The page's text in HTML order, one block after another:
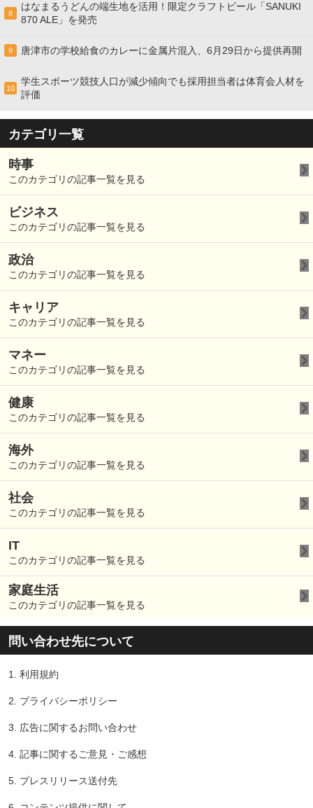
8
はなまるうどんの端生地を活用！限定クラフトビール「SANUKI
870 ALE」を発売
9 唐津市の学校給食のカレーに金属片混入、6月29日から提供再開
10
学生スポーツ競技人口が減少傾向でも採用担当者は体育会人材を
評価
カテゴリ一覧
時事
このカテゴリの記事一覧を見る
ビジネス
このカテゴリの記事一覧を見る
政治
このカテゴリの記事一覧を見る
キャリア
このカテゴリの記事一覧を見る
マネー
このカテゴリの記事一覧を見る
健康
このカテゴリの記事一覧を見る
海外
このカテゴリの記事一覧を見る
社会
このカテゴリの記事一覧を見る
IT
このカテゴリの記事一覧を見る
家庭生活
このカテゴリの記事一覧を見る
問い合わせ先について
1. 利用規約
2. プライバシーポリシー
3. 広告に関するお問い合わせ
4. 記事に関するご意見・ご感想
5. プレスリリース送付先